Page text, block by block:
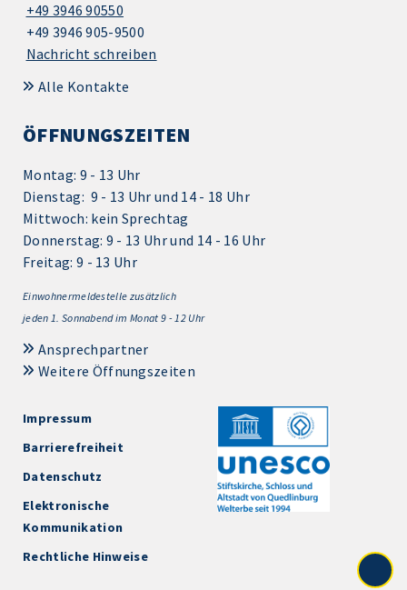
+49 3946 90550
+49 3946 905-9500
Nachricht schreiben
Alle Kontakte
ÖFFNUNGSZEITEN
Montag: 9 - 13 Uhr
Dienstag: 9 - 13 Uhr und 14 - 18 Uhr
Mittwoch: kein Sprechtag
Donnerstag: 9 - 13 Uhr und 14 - 16 Uhr
Freitag: 9 - 13 Uhr
Einwohnermeldestelle zusätzlich
jeden 1. Sonnabend im Monat 9 - 12 Uhr
Ansprechpartner
Weitere Öffnungszeiten
Impressum
Barrierefreiheit
Datenschutz
Elektronische
Kommunikation
Rechtliche Hinweise